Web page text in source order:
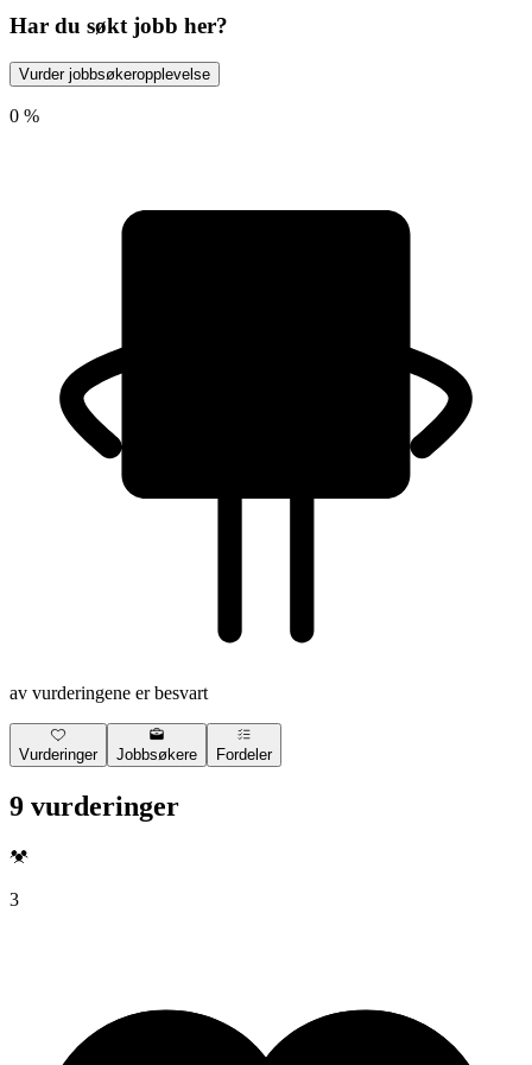
Har du søkt jobb her?
Vurder jobbsøkeropplevelse
0 %
av vurderingene er besvart
Vurderinger Jobbsøkere Fordeler
9 vurderinger
3